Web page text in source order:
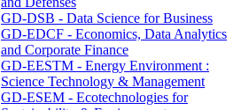
GD-DSB - Data Science for Business
GD-EDCF - Economics, Data Analytics
and Corporate Finance
GD-EESTM - Energy Environment :
Science Technology & Management
GD-ESEM - Ecotechnologies for